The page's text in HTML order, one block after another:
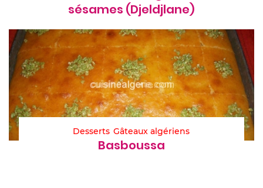
sésames (Djeldjlane)
Desserts Gâteaux algériens
Basboussa